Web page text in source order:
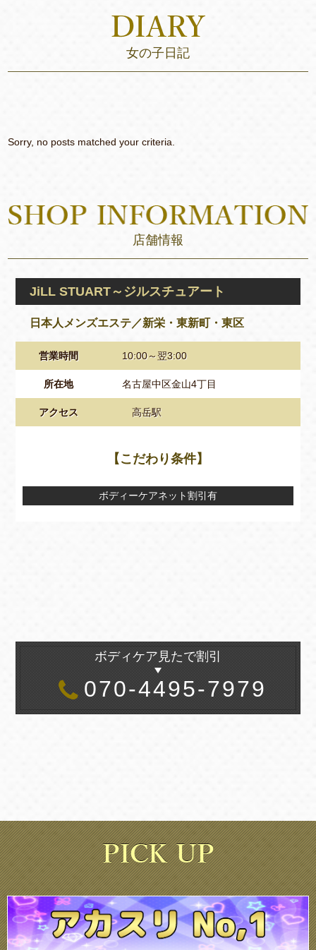
女の子日記
Sorry, no posts matched your criteria.
店舗情報
JiLL STUART～ジルスチュアート
日本人メンズエステ／新栄・東新町・東区
営業時間 10:00～翌3:00
所在地 名古屋中区金山4丁目
アクセス 高岳駅
【こだわり条件】
ボディーケアネット割引有
ボディケア見たで割引
070-4495-7979